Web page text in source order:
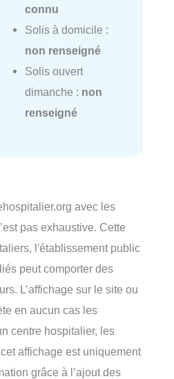
connu
Solis à domicile :
non renseigné
Solis ouvert
dimanche : non
renseigné
avec les
pas exhaustive. Cette
l'établissement public
peut comporter des
L’affichage sur le site ou
en aucun cas les
centre hospitalier, les
affichage est uniquement
grâce à l’ajout des